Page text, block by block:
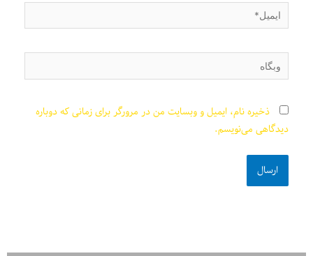
ایمیل*
وبگاه
ذخیره نام، ایمیل و وبسایت من در مرورگر برای زمانی که دوباره
دیدگاهی می‌نویسم.